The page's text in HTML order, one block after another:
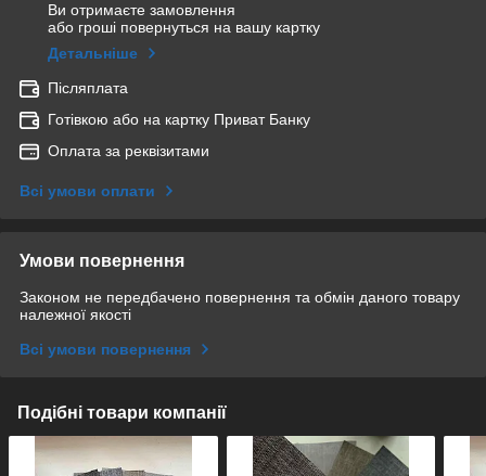
Ви отримаєте замовлення
або гроші повернуться на вашу картку
Детальніше
Післяплата
Готівкою або на картку Приват Банку
Оплата за реквізитами
Всі умови оплати
Умови повернення
Законом не передбачено повернення та обмін даного товару
належної якості
Всі умови повернення
Подібні товари компанії